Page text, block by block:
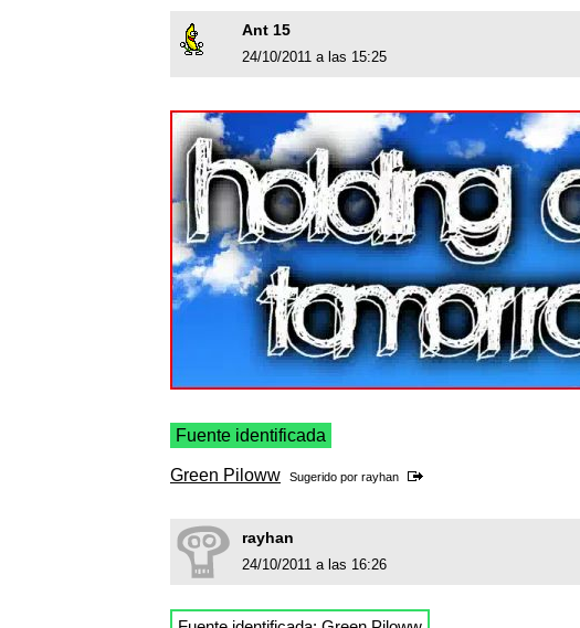
Ant 15
24/10/2011 a las 15:25
Fuente identificada
Green Piloww Sugerido por rayhan
rayhan
24/10/2011 a las 16:26